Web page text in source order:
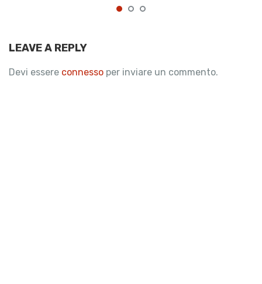
LEAVE A REPLY
Devi essere connesso per inviare un commento.